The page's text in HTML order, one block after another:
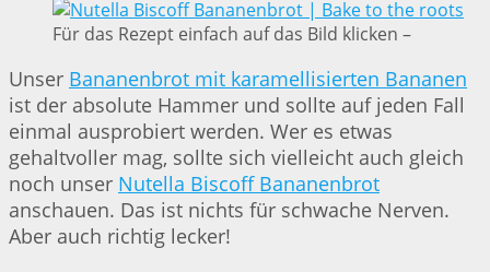
Für das Rezept einfach auf das Bild klicken –
Unser Bananenbrot mit karamellisierten Bananen
ist der absolute Hammer und sollte auf jeden Fall
einmal ausprobiert werden. Wer es etwas
gehaltvoller mag, sollte sich vielleicht auch gleich
noch unser Nutella Biscoff Bananenbrot
anschauen. Das ist nichts für schwache Nerven.
Aber auch richtig lecker!